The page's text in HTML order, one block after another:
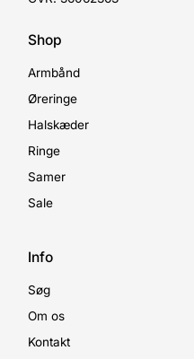
Shop
Armbånd
Øreringe
Halskæder
Ringe
Samer
Sale
Info
Søg
Om os
Kontakt